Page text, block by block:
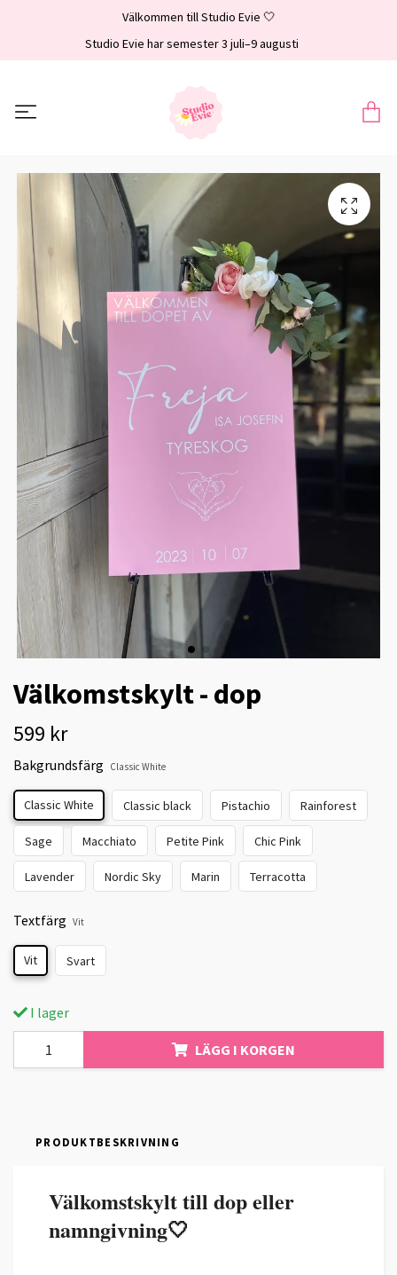
Välkommen till Studio Evie 🤍
Studio Evie har semester 3 juli–9 augusti
Välkomstskylt - dop
599 kr
Bakgrundsfärg Classic White
Classic White Classic black Pistachio Rainforest
Sage Macchiato Petite Pink Chic Pink
Lavender Nordic Sky Marin Terracotta
Textfärg Vit
Vit Svart
I lager
LÄGG I KORGEN
PRODUKTBESKRIVNING
Välkomstskylt till dop eller
namngivning🤍